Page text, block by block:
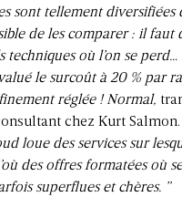
sont tellement diversifiées
de les comparer : il faut
techniques où l’on se perd…
le surcoût à 20 % par
réglée ! Normal,
chez Kurt Salmon.
loue des services sur
des offres formatées où
superflues et chères. ”